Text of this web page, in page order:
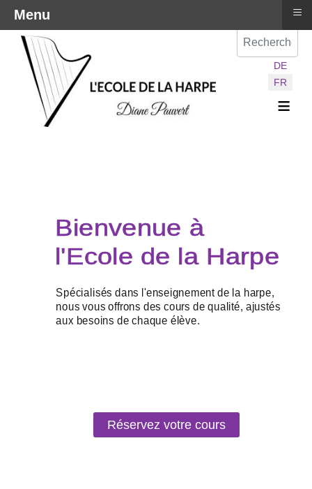
Sélectionnez
DE
FR
≡
Réservez votre cours
Menu ≡